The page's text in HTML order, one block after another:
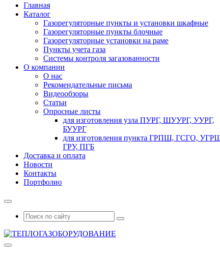
Главная
Каталог
Газорегуляторные пункты и установки шкафные
Газорегуляторные пункты блочные
Газорегуляторные установки на раме
Пункты учета газа
Системы контроля загазованности
О компании
О нас
Рекомендательные письма
Видеообзоры
Статьи
Опросные листы
для изготовления узла ПУРГ, ШУУРГ, УУРГ,
БУУРГ
для изготовления пункта ГРПШ, ГСГО,
ГРУ, ПГБ
Доставка и оплата
Новости
Контакты
Портфолио